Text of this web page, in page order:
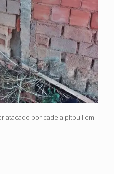
atacado por cadela pitbull em